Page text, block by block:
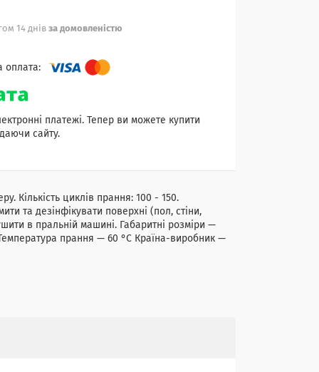
14 днів за домовленістю
платежі. Тепер ви можете купити
сайту.
Кількість циклів прання: 100 - 150.
та дезінфікувати поверхні (пол, стіни,
в пральній машині. Габаритні розміри —
прання — 60 °C Країна-виробник —